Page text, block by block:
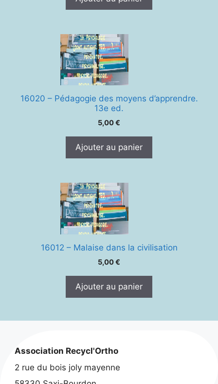
16020 – Pédagogie des moyens d’apprendre.
13e ed.
5,00€
Ajouter au panier
16012 – Malaise dans la civilisation
5,00€
Ajouter au panier
Association Recycl'Ortho
2 rue du bois joly mayenne